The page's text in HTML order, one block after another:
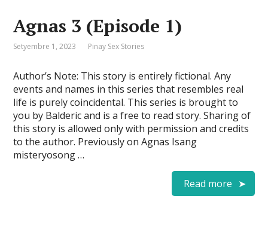
Agnas 3 (Episode 1)
Setyembre 1, 2023 Pinay Sex Stories
Author’s Note: This story is entirely fictional. Any
events and names in this series that resembles real
life is purely coincidental. This series is brought to
you by Balderic and is a free to read story. Sharing of
this story is allowed only with permission and credits
to the author. Previously on Agnas Isang
misteryosong …
Read more